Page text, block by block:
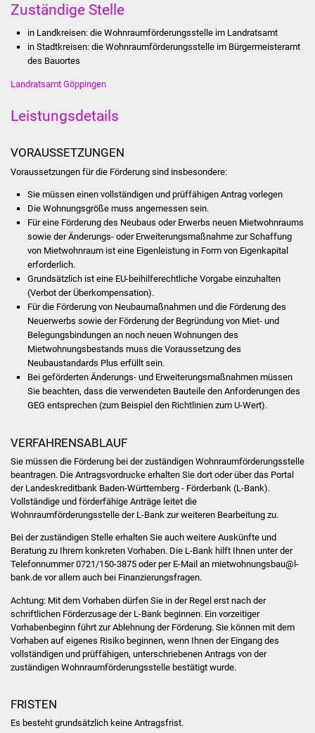
Ortsentwicklung
Lebenslagen
Formulare
Schulen
Kolping-Musikschule
Soziale Einrichtungen
Kirchen
Jugendhaus
Kinder- und
Familienzentrum
Stadtwerke
Zuständige Stelle
in Landkreisen: die Wohnraumförderungsstelle im Landratsamt
in Stadtkreisen: die Wohnraumförderungsstelle im Bürgermeisteramt
des Bauortes
Landratsamt Göppingen
Leistungsdetails
VORAUSSETZUNGEN
Voraussetzungen für die Förderung sind insbesondere:
Sie müssen einen vollständigen und prüffähigen Antrag vorlegen
Die Wohnungsgröße muss angemessen sein.
Für eine Förderung des Neubaus oder Erwerbs neuen Mietwohnraums
sowie der Änderungs- oder Erweiterungsmaßnahme zur Schaffung
von Mietwohnraum ist eine Eigenleistung in Form von Eigenkapital
erforderlich.
Grundsätzlich ist eine EU-beihilferechtliche Vorgabe einzuhalten
(Verbot der Überkompensation).
Für die Förderung von Neubaumaßnahmen und die Förderung des
Neuerwerbs sowie der Förderung der Begründung von Miet- und
Belegungsbindungen an noch neuen Wohnungen des
Mietwohnungsbestands muss die Voraussetzung des
Neubaustandards Plus erfüllt sein.
Bei geförderten Änderungs- und Erweiterungsmaßnahmen müssen
Sie beachten, dass die verwendeten Bauteile den Anforderungen des
GEG entsprechen (zum Beispiel den Richtlinien zum U-Wert).
VERFAHRENSABLAUF
Sie müssen die Förderung bei der zuständigen Wohnraumförderungsstelle
beantragen. Die Antragsvordrucke erhalten Sie dort oder über das Portal
der Landeskreditbank Baden-Württemberg - Förderbank (L-Bank).
Vollständige und förderfähige Anträge leitet die
Wohnraumförderungsstelle der L-Bank zur weiteren Bearbeitung zu.
Bei der zuständigen Stelle erhalten Sie auch weitere Auskünfte und
Beratung zu Ihrem konkreten Vorhaben. Die L-Bank hilft Ihnen unter der
Telefonnummer 0721/150-3875 oder per E-Mail an mietwohnungsbau@l-
bank.de vor allem auch bei Finanzierungsfragen.
Achtung: Mit dem Vorhaben dürfen Sie in der Regel erst nach der
schriftlichen Förderzusage der L-Bank beginnen. Ein vorzeitiger
Vorhabenbeginn führt zur Ablehnung der Förderung. Sie können mit dem
Vorhaben auf eigenes Risiko beginnen, wenn Ihnen der Eingang des
vollständigen und prüffähigen, unterschriebenen Antrags von der
zuständigen Wohnraumförderungsstelle bestätigt wurde.
FRISTEN
Es besteht grundsätzlich keine Antragsfrist.